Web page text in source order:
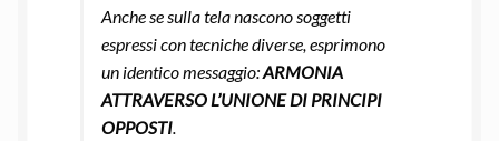
Anche se sulla tela nascono soggetti
espressi con tecniche diverse, esprimono
un identico messaggio:ARMONIA
ATTRAVERSO L’UNIONE DI PRINCIPI
OPPOSTI.